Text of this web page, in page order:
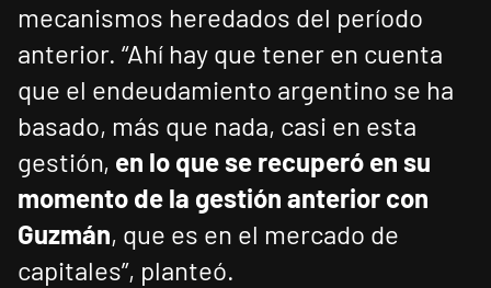
mecanismos heredados del período
anterior. “Ahí hay que tener en cuenta
que el endeudamiento argentino se ha
basado, más que nada, casi en esta
gestión, en lo que se recuperó en su
momento de la gestión anterior con
Guzmán, que es en el mercado de
capitales”, planteó.